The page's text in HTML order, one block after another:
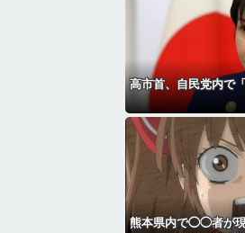
高市首、自民党内で
熊本県内で◯◯者が